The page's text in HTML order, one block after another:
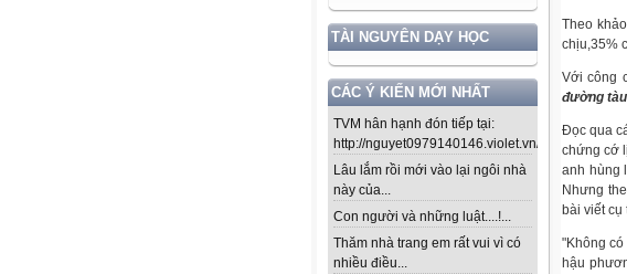
TÀI NGUYÊN DẠY HỌC
CÁC Ý KIẾN MỚI NHẤT
TVM hân hạnh đón tiếp tại:
http://nguyet0979140146.violet.vn/...
Lâu lắm rồi mới vào lại ngôi nhà
này của...
Con người và những luật....!...
Thăm nhà trang em rất vui vì có
nhiều điều...
Theo
chịu,35%
Với công
đường tàu
Đọc qua
chứng cớ
anh hùng
Nhưng
bài viết cụ
"Không
hậu